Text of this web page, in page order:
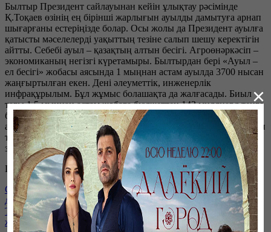
Былтыр Президент сайлауынан кейін ұлықтау рәсімінде
Қ.Тоқаев өзінің ең бірінші жарлығын ауылды дамытуға арнап
шығарғаны естеріңізде болар. Осы жолы да Президент ауылға
қатысты мәселелерді уақыттың тезіне салып шешу керектігін
айтты. Себебі ауыл – қазақтың алтын бесігі. Агроөнәркәсіп –
экономиканың негізгі күретамыры. Былтырдан бері «Ауыл –
ел бесігі» жобасы аясында 1 мыңнан астам ауылда 3700 нысан
жаңғыртылған екен. Дені әлеуметтік, инженерлік
инфрақұрылым. Бұл жұмыс болашақта да жалғасады. Биыл
тағы 1,5 мыңнан астам жобаға бюджеттен 143 миллиард теңге
бөлінбек. Әрі Президент шалғайда қалған шекаралас
аудандардың ахуалы мен халықтың әлеуметтік тұрмыс-тірлігін
түзету мәселесін де жаңа Парламент пен Үкіметтің арқасына
зіл-батпан жүк қылып артты.
Пятница, 31 марта 2023, 18:20
Сайлау талаптарға сай өтті: Халықаралық байқаушылар не
дейді?
Тоқаев Парламенттің жаңа құрамына қандай міндеттер
жүктеді?
×